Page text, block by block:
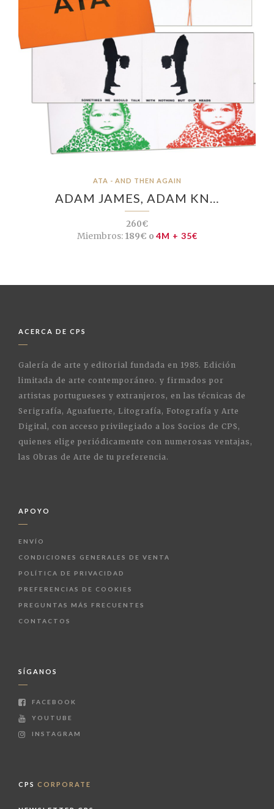
ATA - AND THEN AGAIN
ADAM JAMES, ADAM KN…
260€
Miembros:189€ o 4M + 35€
ACERCA DE CPS
Galería de arte y editorial fundada en 1985. Edición
limitada de arte contemporáneo. y firmados por
artistas portugueses y extranjeros, en las técnicas de
Serigrafía, Aguafuerte, Litografía, Fotografía y Arte
Digital, con acceso privilegiado a los Socios de CPS,
quienes elige periódicamente con numerosas ventajas,
las Obras de Arte de tu preferencia.
APOYO
ENVÍO
CONDICIONES GENERALES DE VENTA
POLÍTICA DE PRIVACIDAD
PREFERENCIAS DE COOKIES
PREGUNTAS MÁS FRECUENTES
CONTACTOS
SÍGANOS
FACEBOOK
YOUTUBE
INSTAGRAM
CPS CORPORATE